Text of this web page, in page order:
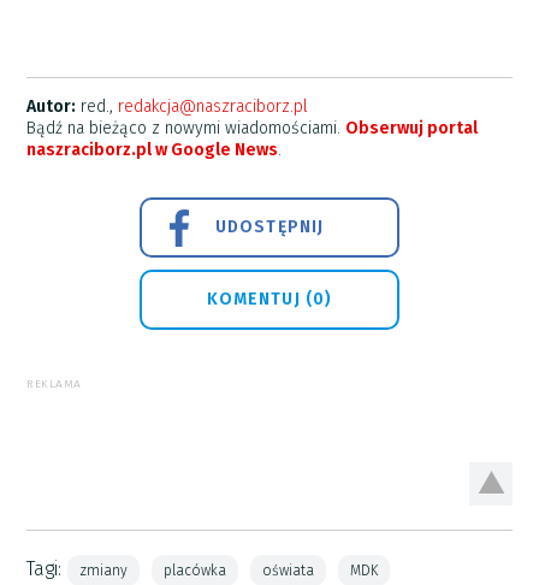
Autor: red., redakcja@naszraciborz.pl
Bądź na bieżąco z nowymi wiadomościami. Obserwuj portal
naszraciborz.pl w Google News.
UDOSTĘPNIJ
KOMENTUJ (0)
REKLAMA
Tagi: zmiany placówka oświata MDK